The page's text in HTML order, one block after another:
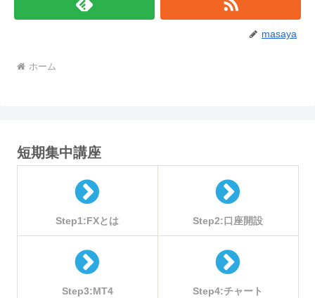
masaya
ホーム
短期集中講座
Step1:FXとは Step2:口座開設
Step3:MT4 Step4:チャート